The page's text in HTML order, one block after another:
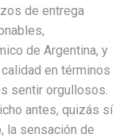
de entrega
de Argentina, y
en términos
sentir orgullosos.
antes, quizás sí
la sensación de